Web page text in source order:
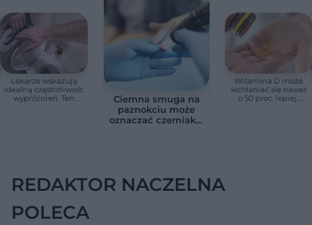
Lekarze wskazują
idealną częstotliwość
wypróżnień. Ten
Ciemna smuga na
paznokciu może
oznaczać czerniaka.
Witamina D może
wchłaniać się nawet
o 50 proc. lepiej.
REDAKTOR NACZELNA
POLECA